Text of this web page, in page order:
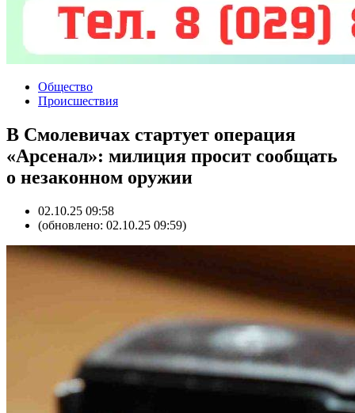
Общество
Происшествия
В Смолевичах стартует операция
«Арсенал»: милиция просит сообщать
о незаконном оружии
02.10.25 09:58
(обновлено: 02.10.25 09:59)